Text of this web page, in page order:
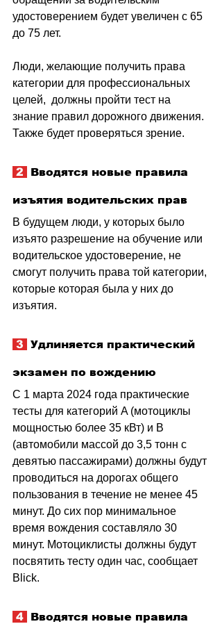
удостоверением будет увеличен с 65
до 75 лет.
Люди, желающие получить права
категории для профессиональных
целей,  должны пройти тест на
знание правил дорожного движения.
Также будет проверяться зрение.
2 Вводятся новые правила
изъятия водительских прав
В будущем люди, у которых было
изъято разрешение на обучение или
водительское удостоверение, не
смогут получить права той категории,
которые которая была у них до
изъятия.
3 Удлиняется практический
экзамен по вождению
С 1 марта 2024 года практические
тесты для категорий A (мотоциклы
мощностью более 35 кВт) и B
(автомобили массой до 3,5 тонн с
девятью пассажирами) должны будут
проводиться на дорогах общего
пользования в течение не менее 45
минут. До сих пор минимальное
время вождения составляло 30
минут. Мотоциклисты должны будут
посвятить тесту один час, сообщает
Blick.
4 Вводятся новые правила